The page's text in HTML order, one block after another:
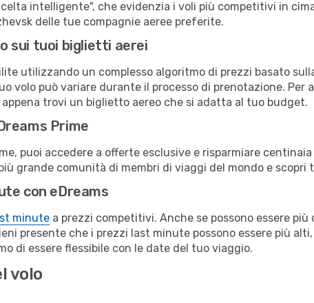
intelligente", che evidenzia i voli più competitivi in
delle tue compagnie aeree preferite.
sui tuoi biglietti aerei
utilizzando un complesso algoritmo di prezzi basato
volo può variare durante il processo di prenotazione. Per
trovi un biglietto aereo che si adatta al tuo budget.
Prime
puoi accedere a offerte esclusive e risparmiare
grande comunità di membri di viaggi del mondo e scopri
con eDreams
minute a prezzi competitivi. Anche se possono essere
presente che i prezzi last minute possono essere più
di essere flessibile con le date del tuo viaggio.
volo